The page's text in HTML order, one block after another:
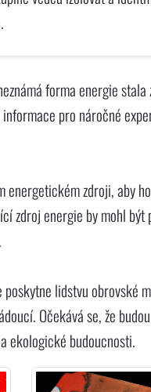
forma energie
pro náročné
zdroji, aby
zdroj energie by mohl
lidstvu obrovské
Očekává se, že
ekologické budoucnosti.